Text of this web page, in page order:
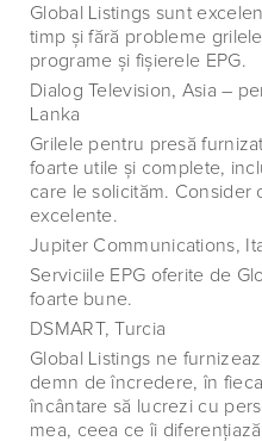
Global Listings sunt
timp şi fără probleme
programe şi fişierele EPG.
Dialog Television, Asia –
Lanka
Grilele pentru presă
foarte utile şi complete,
care le solicităm. Consider
excelente.
Jupiter Communications,
Serviciile EPG oferite de
foarte bune.
DSMART, Turcia
Global Listings ne
demn de încredere, în
încântare să lucrezi cu
mea, ceea ce îi